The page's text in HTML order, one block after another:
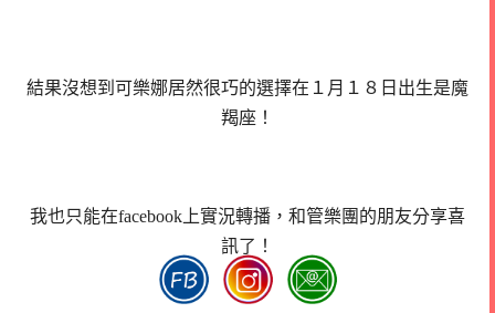
結果沒想到可樂娜居然很巧的選擇在１月１８日出生是魔
羯座！
我也只能在facebook上實況轉播，和管樂團的朋友分享喜
訊了！